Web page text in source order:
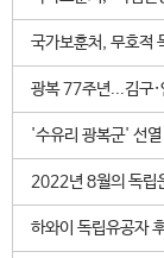
국가보훈처, 무호적
광복 77주년...김구·
'수유리 광복군' 선
2022년 8월의 독립
하와이 독립유공자